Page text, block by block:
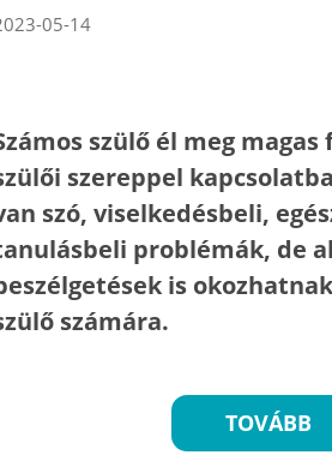
05-14
szülő él meg
szereppel
szó, viselkedésbeli,
problémák, de
is
számára.
TOVÁBB